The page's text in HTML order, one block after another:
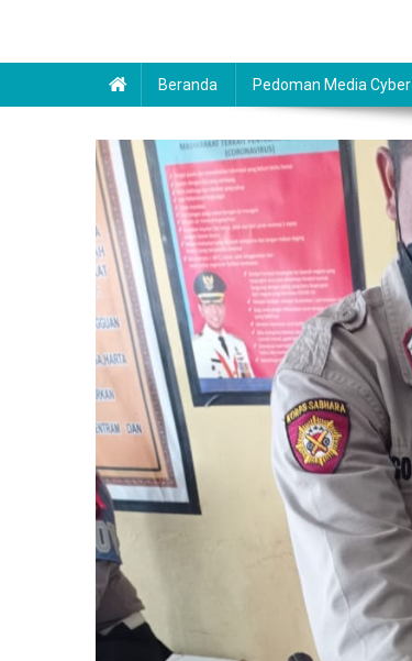
Beranda Pedoman Media Cyber